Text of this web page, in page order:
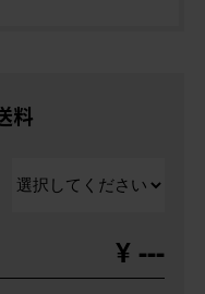
料
¥ ---